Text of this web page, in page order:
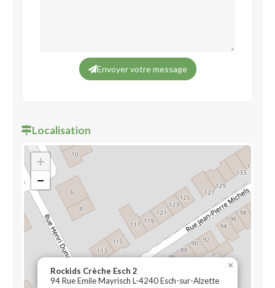
Envoyer votre message
Localisation
Rockids Crèche Esch 2
94 Rue Emile Mayrisch L-4240 Esch-sur-Alzette
×
+
−